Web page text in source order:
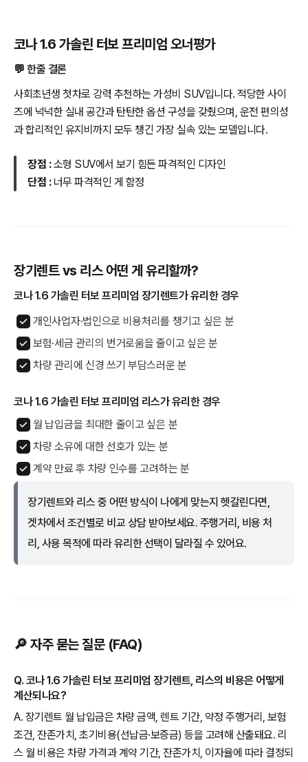
코나 1.6 가솔린 터보 프리미엄 오너평가
💬 한줄 결론
사회초년생 첫차로 강력 추천하는 가성비 SUV입니다. 적당한 사이
즈에 넉넉한 실내 공간과 탄탄한 옵션 구성을 갖췄으며, 운전 편의성
과 합리적인 유지비까지 모두 챙긴 가장 실속 있는 모델입니다.
장점 :소형 SUV에서 보기 힘든 파격적인 디자인
단점 : 너무 파격적인 게 함정
장기렌트 vs 리스 어떤 게 유리할까?
코나 1.6 가솔린 터보 프리미엄 장기렌트가 유리한 경우
개인사업자·법인으로 비용처리를 챙기고 싶은 분
보험·세금 관리의 번거로움을 줄이고 싶은 분
차량 관리에 신경 쓰기 부담스러운 분
코나 1.6 가솔린 터보 프리미엄 리스가 유리한 경우
월 납입금을 최대한 줄이고 싶은 분
차량 소유에 대한 선호가 있는 분
계약 만료 후 차량 인수를 고려하는 분
장기렌트와 리스 중 어떤 방식이 나에게 맞는지 헷갈린다면,
겟차에서 조건별로 비교 상담 받아보세요. 주행거리, 비용 처
리, 사용 목적에 따라 유리한 선택이 달라질 수 있어요.
🔎 자주 묻는 질문 (FAQ)
Q. 코나 1.6 가솔린 터보 프리미엄 장기렌트, 리스의 비용은 어떻게
계산되나요?
A. 장기렌트 월 납입금은 차량 금액, 렌트 기간, 약정 주행거리, 보험
조건, 잔존가치, 초기비용(선납금·보증금) 등을 고려해 산출돼요. 리
스 월 비용은 차량 가격과 계약 기간, 잔존가치, 이자율에 따라 결정되